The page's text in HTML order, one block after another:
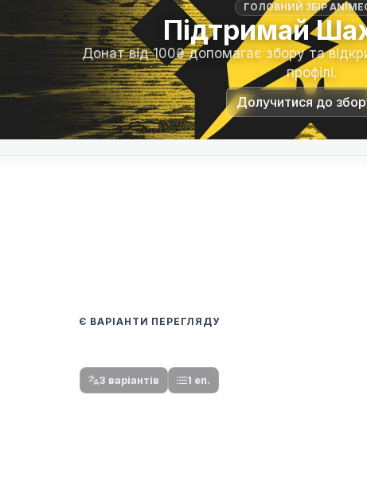
ГОЛОВНИЙ ЗБІР
Підтримай
Донат від 100₴ допомагає збору та
профілі.
Долучитися до
Є ВАРІАНТИ ПЕРЕГЛЯДУ
3 варіантів 1 еп.